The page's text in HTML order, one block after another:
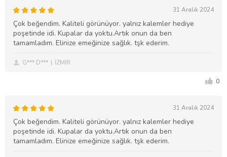
31 Aralık 2024
Çok beğendim. Kaliteli görünüyor. yalnız kalemler hediye
poşetinde idi. Kupalar da yoktu.Artık onun da ben
tamamladım. Elinize emeğinize sağlık. tşk ederim.
G*** D*** İZMİR
0
31 Aralık 2024
Çok beğendim. Kaliteli görünüyor. yalnız kalemler hediye
poşetinde idi. Kupalar da yoktu.Artık onun da ben
tamamladım. Elinize emeğinize sağlık. tşk ederim.